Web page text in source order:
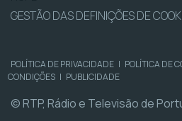
GESTÃO DAS DEFINIÇÕES DE
POLÍTICA DE PRIVACIDADE | POLÍTICA DE
CONDIÇÕES | PUBLICIDADE
© RTP, Rádio e Televisão de